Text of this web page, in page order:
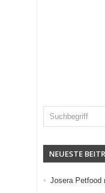
NEUESTE
Josera Petfood